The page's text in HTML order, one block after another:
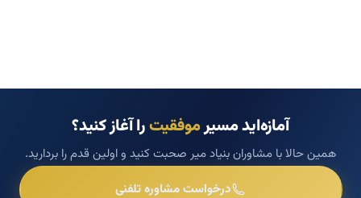
آمازه‌اید مسیرموفقیترا آغاز کنید؟
همین حالا با مشاوران بنیاد میر صحبت کنید و اولین قدم را بردارید.
درخواست مشاوره تلفنی